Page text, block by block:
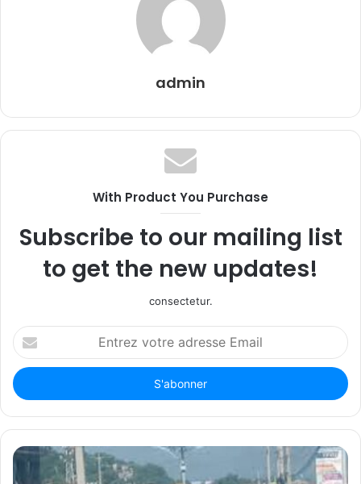
admin
With Product You Purchase
Subscribe to our mailing list
to get the new updates!
consectetur.
Entrez
votre
adresse
Email